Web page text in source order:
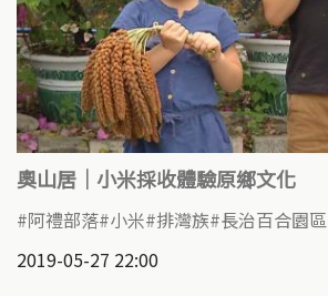
奧山居｜小米採收體驗原鄉文化
阿禮部落 小米 排灣族 長治百合園區
2019-05-27 22:00